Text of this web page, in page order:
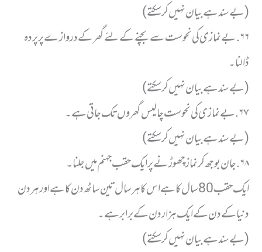
( بے سند ہے بیان نہیں کر سکتے)
٦٦. بے نمازی کی نحوست سے بچنے کے لئے گھر کے دروازے پر پردہ
ڈالنا ۔
( بے سند ہے بیان نہیں کر سکتے)
٦٧. بے نمازی کی نحوست چالیس گھروں تک جاتی ہے ۔
( بے سند ہے بیان نہیں کر سکتے)
٦٨. جان بوجھ کر نماز چھوڑنے پر ایک حقب جہنم میں جلنا ۔
ایک حقب 80 سال کا ہے اس کا ہر سال تین ساٹھ دن کا ہے اور ہر دن
دنیا کے دن کے ایک ہزار دن کے برابر ہے ۔
( بے سند ہے بیان نہیں کر سکتے)